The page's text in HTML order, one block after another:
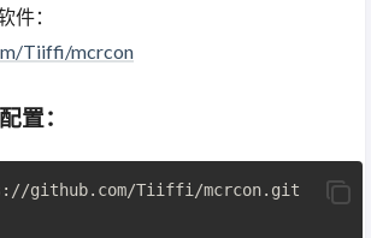
件：
Tiiffi/mcrcon
置：